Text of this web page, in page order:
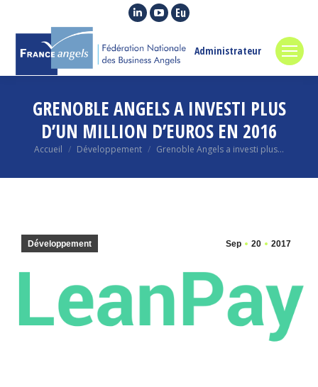
La
LinkedIn
s'ouvre
une
nouvelle
fenêtre
La
YouTube
s'ouvre
une
nouvelle
fenêtre
La
Euroquity
une
nouvelle
fenêtre
Administrateur
GRENOBLE ANGELS A INVESTI PLUS
D’UN MILLION D’EUROS EN 2016
Vous êtes ici :
Accueil Développement Grenoble Angels a investi plus…
Sep 20 2017
Développement